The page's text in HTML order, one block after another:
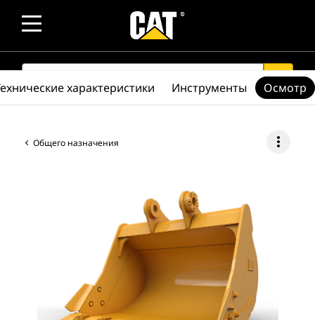
SEARCH search
Общего назначения more_vert
характеристики Инструменты Осмотр